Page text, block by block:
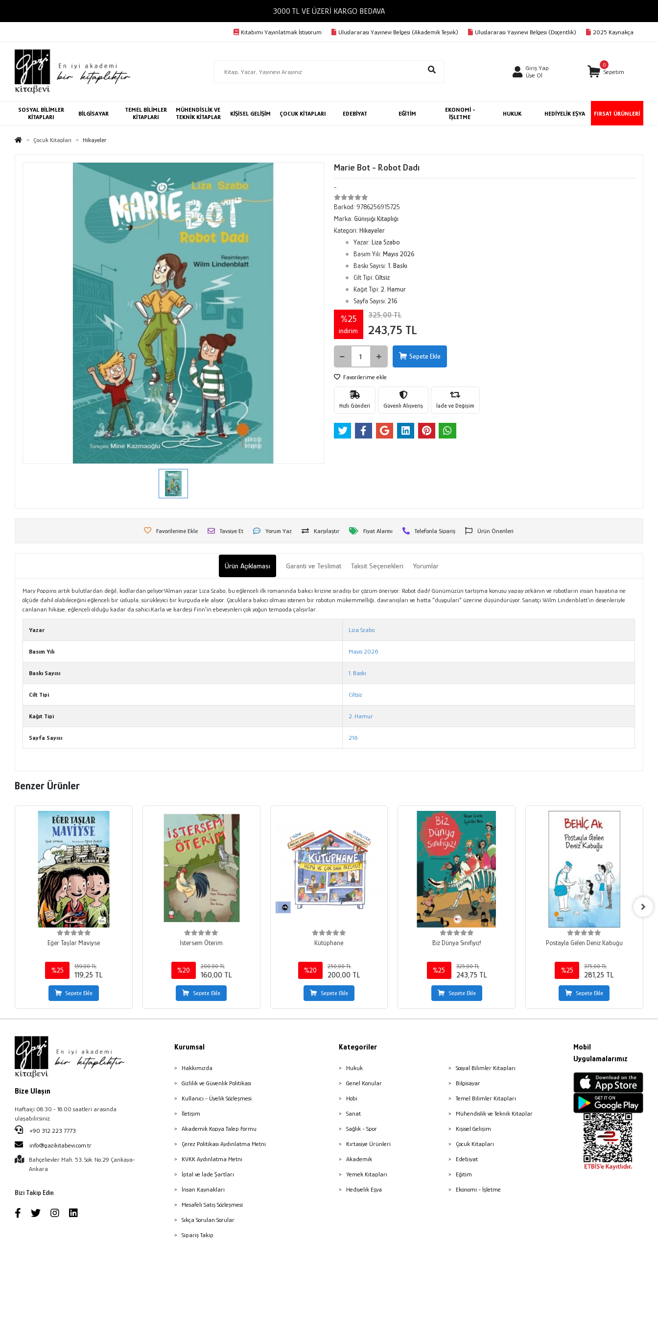
3000 TL VE ÜZERİ KARGO BEDAVA
Kitabımı Yayınlatmak İstiyorum Uluslararası Yayınevi Belgesi (Akademik Teşvik) Uluslararası Yayınevi Belgesi (Doçentlik) 2025 Kaynakça
Giriş Yap
Üye Ol
0
Sepetim
SOSYAL BİLİMLER
KİTAPLARI
BİLGİSAYAR
TEMEL BİLİMLER
KİTAPLARI
MÜHENDİSLİK VE
TEKNİK KİTAPLAR
KİŞİSEL GELİŞİM ÇOCUK KİTAPLARI EDEBİYAT EĞİTİM
EKONOMİ -
İŞLETME
HUKUK HEDİYELİK EŞYA FIRSAT ÜRÜNLERİ
Çocuk Kitapları Hikayeler
Marie Bot - Robot Dadı
-
Barkod: 9786256915725
Marka: Günışığı Kitaplığı
Kategori: Hikayeler
Yazar: Liza Szabo
Basım Yılı: Mayıs 2026
Baskı Sayısı: 1. Baskı
Cilt Tipi: Ciltsiz
Kağıt Tipi: 2. Hamur
Sayfa Sayısı: 216
%25
indirim
325,00 TL
243,75 TL
Sepete Ekle
Favorilerime ekle
Hızlı Gönderi Güvenli Alışveriş İade ve Değişim
Favorilerime Ekle Tavsiye Et Yorum Yaz Karşılaştır Fiyat Alarmı Telefonla Sipariş Ürün Önerileri
Ürün Açıklaması Garanti ve Teslimat Taksit Seçenekleri Yorumlar
Mary Poppins artık bulutlardan değil, kodlardan geliyor!Alman yazar Liza Szabo, bu eğlenceli ilk romanında bakıcı krizine sıradışı bir çözüm öneriyor: Robot dadı! Günümüzün tartışma konusu yapay zekânın ve robotların insan hayatına ne
ölçüde dahil olabileceğini eğlenceli bir üslupla, sürükleyici bir kurguda ele alıyor. Çocuklara bakıcı olması istenen bir robotun mükemmelliği, davranışları ve hatta "duyguları" üzerine düşündürüyor. Sanatçı Wilm Lindenblatt'ın desenleriyle
canlanan hikâye, eğlenceli olduğu kadar da sahici.Karla ve kardeşi Finn'in ebeveynleri çok yoğun tempoda çalışırlar.
Yazar Liza Szabo
Basım Yılı Mayıs 2026
Baskı Sayısı 1. Baskı
Cilt Tipi Ciltsiz
Kağıt Tipi 2. Hamur
Sayfa Sayısı 216
Benzer Ürünler
Eğer Taşlar Maviyse
%25
159,00 TL
119,25 TL
Sepete Ekle
İstersem Öterim
%20
200,00 TL
160,00 TL
Sepete Ekle
Kütüphane
%20
250,00 TL
200,00 TL
Sepete Ekle
Biz Dünya Sınıfıyız!
%25
325,00 TL
243,75 TL
Sepete Ekle
Postayla Gelen Deniz Kabuğu
%25
375,00 TL
281,25 TL
Sepete Ekle
Bize Ulaşın
Haftaiçi 08:30 - 18:00 saatleri arasında
ulaşabilirsiniz.
+90 312 223 7773
info@gazikitabevi.com.tr
Bahçelievler Mah. 53. Sok. No:29 Çankaya-
Ankara
Bizi Takip Edin
Kurumsal
Hakkımızda
Gizlilik ve Güvenlik Politikası
Kullanıcı - Üyelik Sözleşmesi
İletişim
Akademik Kopya Talep Formu
Çerez Politikası Aydınlatma Metni
KVKK Aydınlatma Metni
İptal ve İade Şartları
İnsan Kaynakları
Mesafeli Satış Sözleşmesi
Sıkça Sorulan Sorular
Sipariş Takip
Kategoriler
Hukuk
Genel Konular
Hobi
Sanat
Sağlık - Spor
Kırtasiye Ürünleri
Akademik
Yemek Kitapları
Hediyelik Eşya
Sosyal Bilimler Kitapları
Bilgisayar
Temel Bilimler Kitapları
Mühendislik ve Teknik Kitaplar
Kişisel Gelişim
Çocuk Kitapları
Edebiyat
Eğitim
Ekonomi - İşletme
Mobil
Uygulamalarımız